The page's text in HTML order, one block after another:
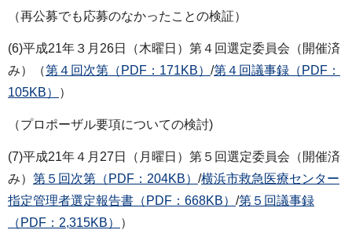
（再公募でも応募のなかったことの検証）
(6)平成21年３月26日（木曜日）第４回選定委員会（開催済
み）（第４回次第（PDF：171KB） /第４回議事録（PDF：
105KB）
）
（プロポーザル要項についての検討)
(7)平成21年４月27日（月曜日）第５回選定委員会（開催済
み） 第５回次第（PDF：204KB） /横浜市救急医療センター
指定管理者選定報告書（PDF：668KB） /第５回議事録
（PDF：2,315KB）
）